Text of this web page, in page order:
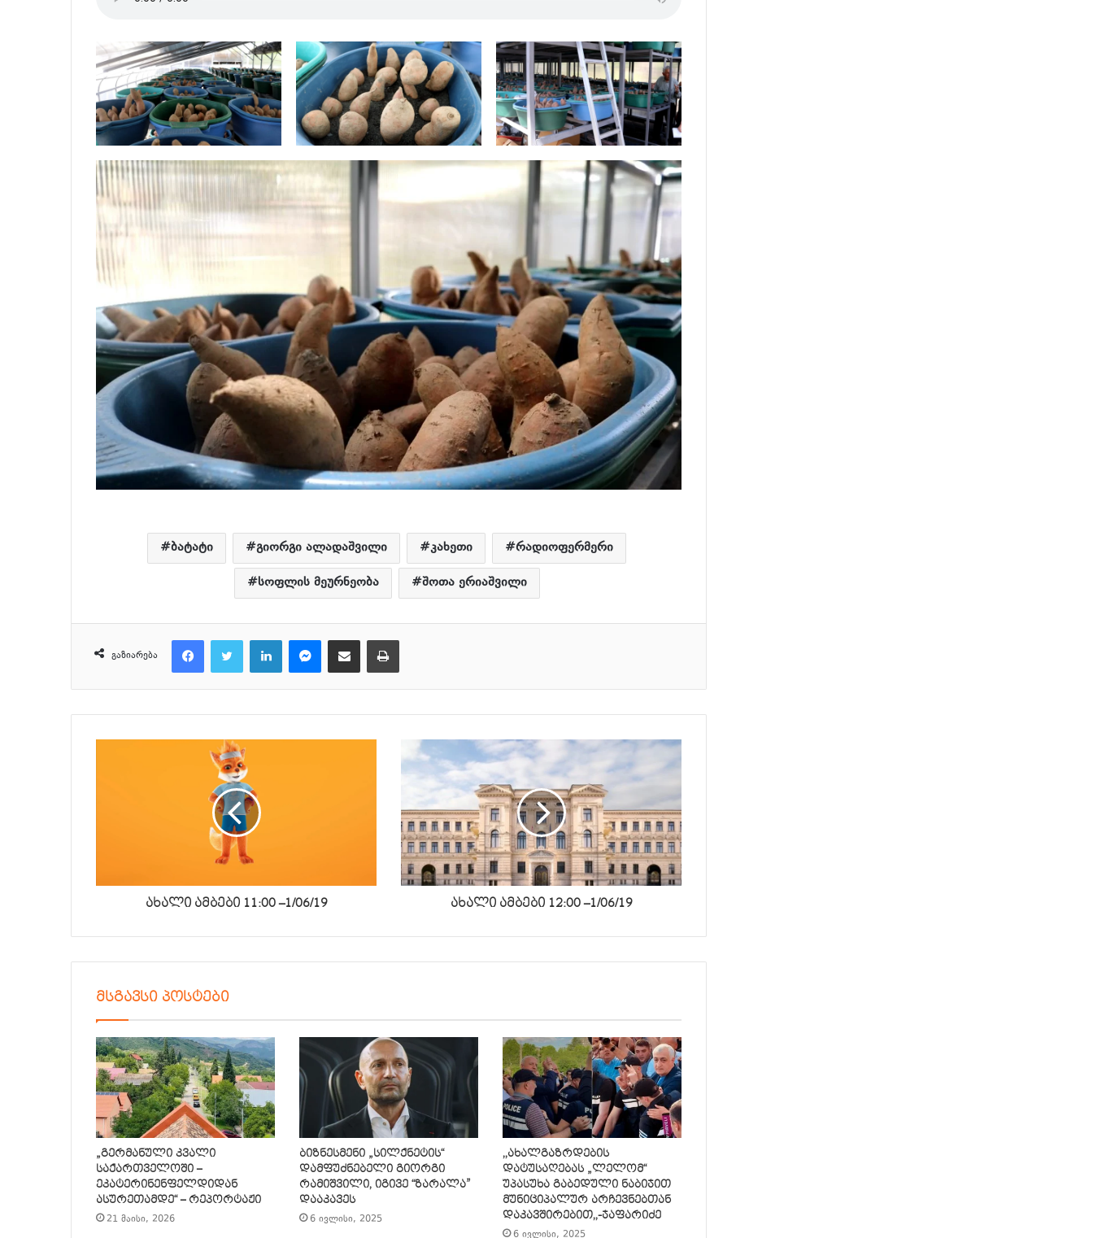
ბატატი გიორგი ალადაშვილი კახეთი
რადიოფერმერი
სოფლის მეურნეობა
შოთა ერიაშვილი
გაზიარება
FacebookTwitter LinkedInMessengerმეილზე გაზიარებაამობეჭვდა
ახალი ამბები 11:00 –1/06/19 ახალი ამბები 12:00 –1/06/19
მსგავსი პოსტები
„გერმანული კვალი
საქართველოში –
ეკატერინენფელდიდან
ასურეთამდე“ – რეპორტაჟი
21 მაისი, 2026
ბიზნესმენი „სილქნეტის“
დამფუძნებელი გიორგი
რამიშვილი, იგივე “ზარალა”
დააკავეს
6 ივლისი, 2025
,,ახალგაზრდების
დატუსაღებას „ლელომ“
უპასუხა გაბედული ნაბიჯით
მუნიციპალურ არჩევნებთან
დაკავშირებით,,-ჯაფარიძე